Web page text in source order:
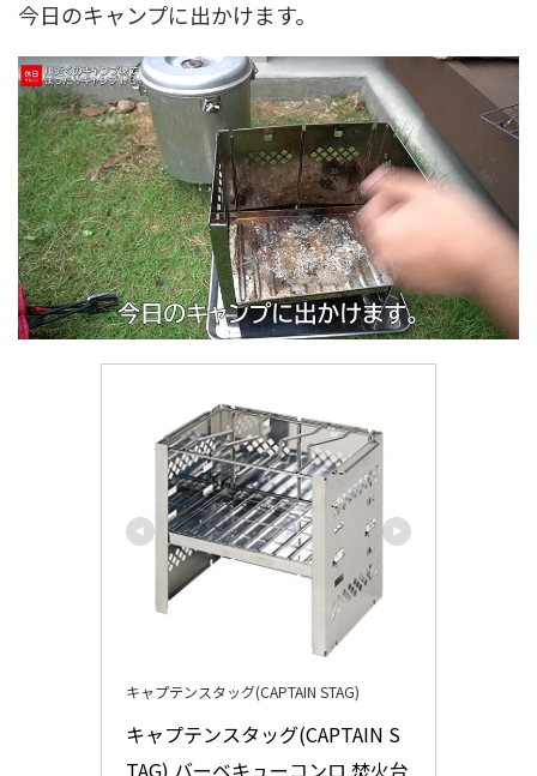
今日のキャンプに出かけます。
キャプテンスタッグ(CAPTAIN STAG)
キャプテンスタッグ(CAPTAIN S